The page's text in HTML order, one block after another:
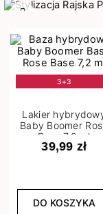
3+3
Lakier
Baby Boomer
Base 7,2 ml
39,99 zł
DO KOSZYKA